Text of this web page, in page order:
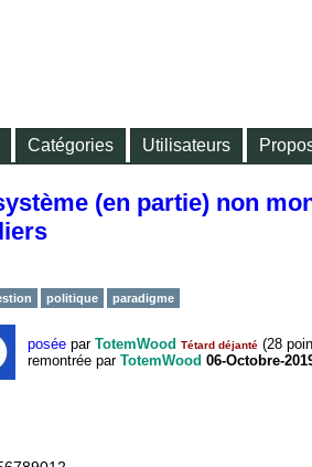
Catégories Utilisateurs
(en partie) non
politique paradigme
posée par TotemWood Tétard déjanté (28
remontrée par TotemWood 06-Octobre-